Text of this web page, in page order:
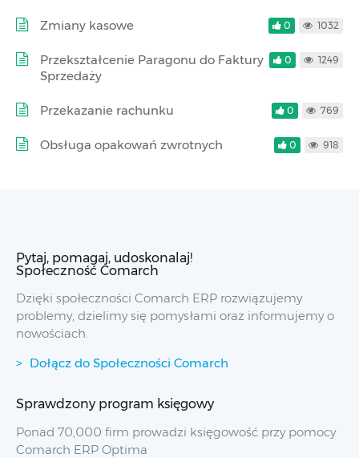
Zmiany kasowe 0 1032
Przekształcenie Paragonu do Faktury
Sprzedaży
0 1249
Przekazanie rachunku 0 769
Obsługa opakowań zwrotnych 0 918
Pytaj, pomagaj, udoskonalaj!
Społeczność Comarch
Dzięki społeczności Comarch ERP rozwiązujemy
problemy, dzielimy się pomysłami oraz informujemy o
nowościach.
Dołącz do Społeczności Comarch
Sprawdzony program księgowy
Ponad 70,000 firm prowadzi księgowość przy pomocy
Comarch ERP Optima